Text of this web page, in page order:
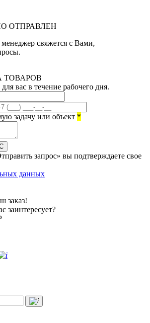
ОТПРАВЛЕН
свяжется с Вами,
ТОВАРОВ
вас в течение рабочего дня.
задачу или объект *
запрос» вы подтверждаете свое
данных
заказ!
заинтересует?